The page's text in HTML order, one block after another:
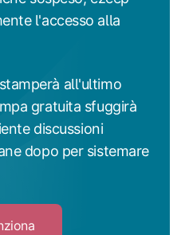
l'accesso alla
all'ultimo
gratuita sfuggirà
discussioni
dopo per sistemare